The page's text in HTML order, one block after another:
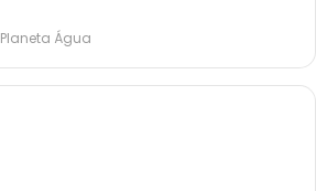
Planeta Água